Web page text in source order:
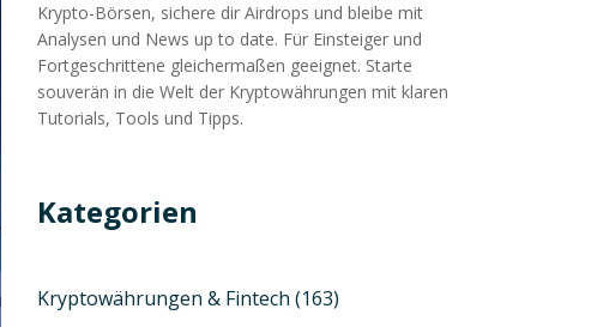
Krypto-Börsen, sichere dir Airdrops und bleibe mit
Analysen und News up to date. Für Einsteiger und
Fortgeschrittene gleichermaßen geeignet. Starte
souverän in die Welt der Kryptowährungen mit klaren
Tutorials, Tools und Tipps.
Kategorien
Kryptowährungen & Fintech (163)